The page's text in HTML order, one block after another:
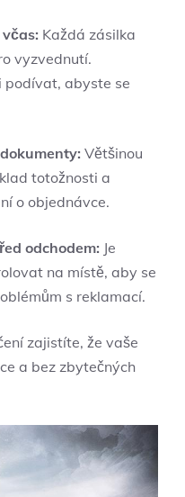
Každá zásilka
vyzvednutí.
podívat, abyste se
Většinou
totožnosti a
o objednávce.
odchodem: Je
na místě, aby se
s reklamací.
zajistíte, že vaše
a bez zbytečných